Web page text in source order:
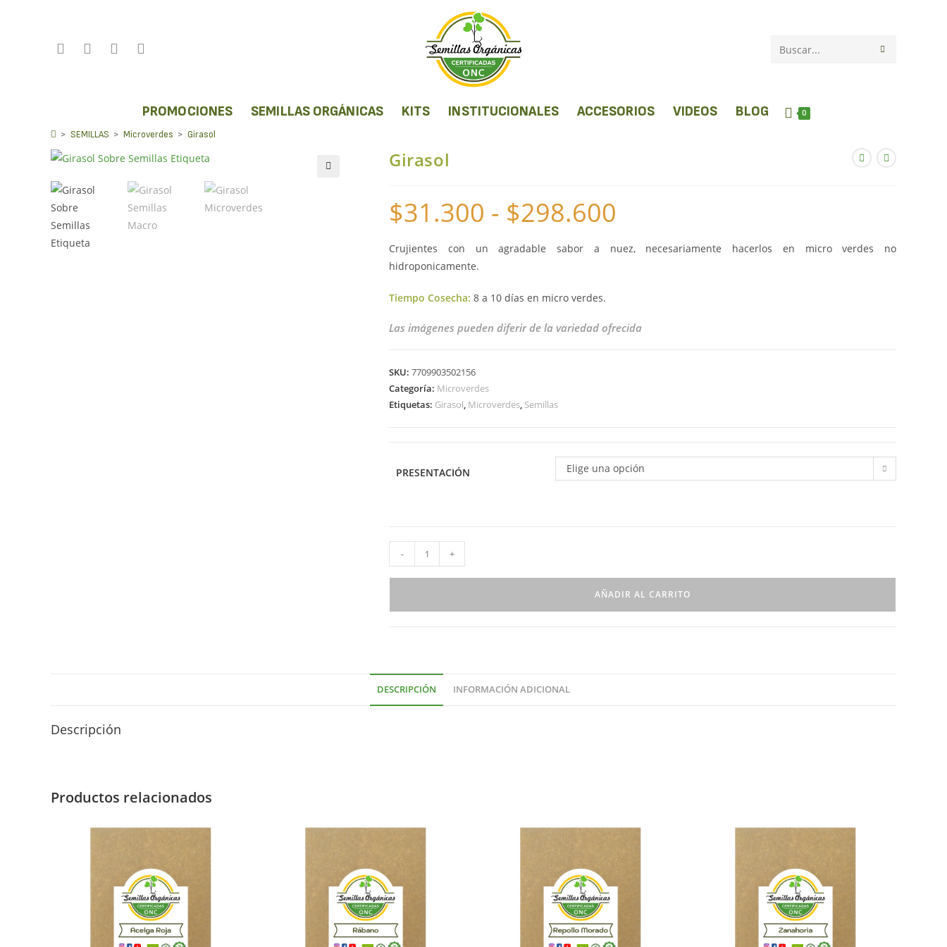
Buscar
esta
PROMOCIONES SEMILLAS ORGÁNICAS KITS INSTITUCIONALES ACCESORIOS VIDEOS BLOG 0
> SEMILLAS > Microverdes > Girasol
Girasol
$31.300 - $298.600
Crujientes con un agradable sabor a nuez, necesariamente hacerlos en micro verdes no
hidroponicamente.
Tiempo Cosecha: 8 a 10 días en micro verdes.
Las imágenes pueden diferir de la variedad ofrecida
SKU: 7709903502156
Categoría: Microverdes
Etiquetas: Girasol, Microverdes, Semillas
PRESENTACIÓN Elige una opción
- +
AÑADIR AL CARRITO
DESCRIPCIÓN INFORMACIÓN ADICIONAL
Descripción
Productos relacionados